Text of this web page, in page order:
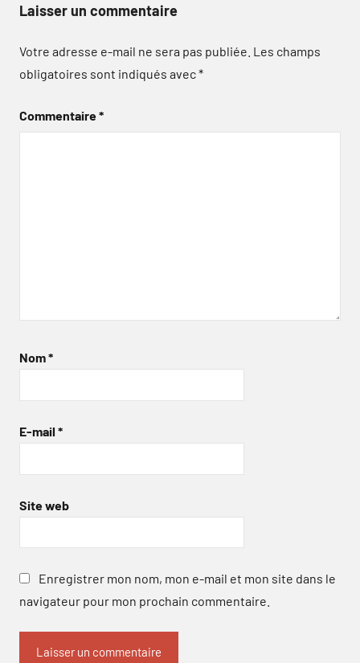
Laisser un commentaire
Votre adresse e-mail ne sera pas publiée. Les champs
obligatoires sont indiqués avec*
Commentaire*
Nom*
E-mail *
Site web
Enregistrer mon nom, mon e-mail et mon site dans le
navigateur pour mon prochain commentaire.